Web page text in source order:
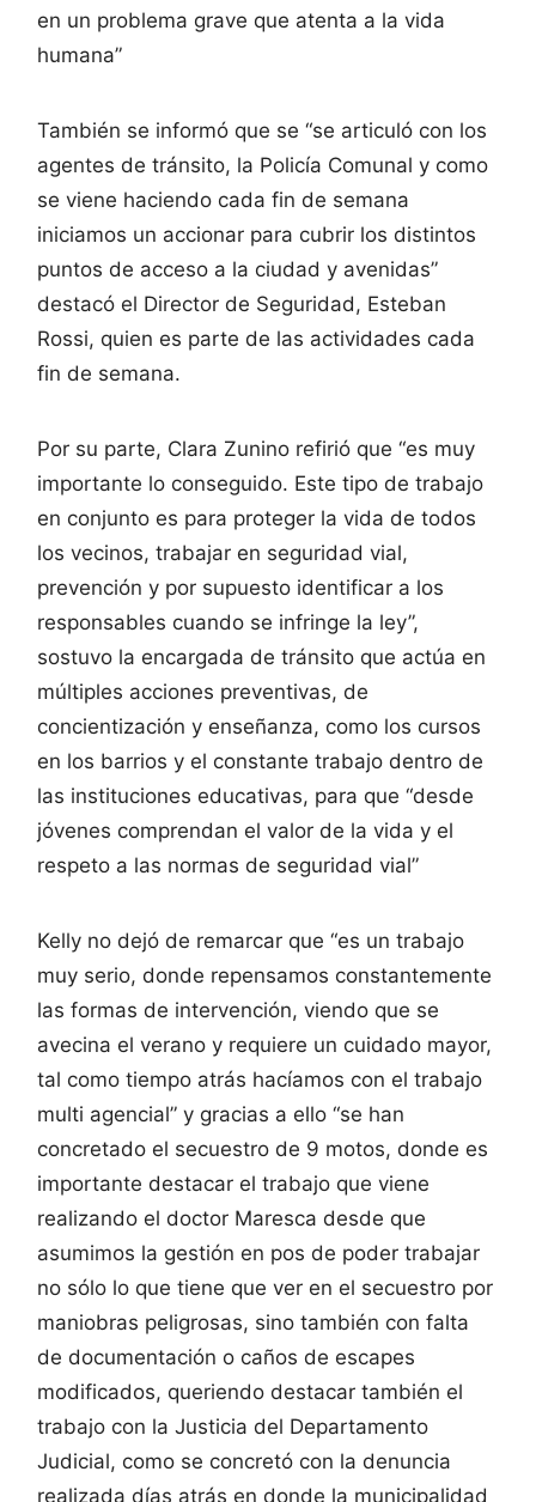
en un problema grave que atenta a la vida
humana”
También se informó que se “se articuló con los
agentes de tránsito, la Policía Comunal y como
se viene haciendo cada fin de semana
iniciamos un accionar para cubrir los distintos
puntos de acceso a la ciudad y avenidas”
destacó el Director de Seguridad, Esteban
Rossi, quien es parte de las actividades cada
fin de semana.
Por su parte, Clara Zunino refirió que “es muy
importante lo conseguido. Este tipo de trabajo
en conjunto es para proteger la vida de todos
los vecinos, trabajar en seguridad vial,
prevención y por supuesto identificar a los
responsables cuando se infringe la ley”,
sostuvo la encargada de tránsito que actúa en
múltiples acciones preventivas, de
concientización y enseñanza, como los cursos
en los barrios y el constante trabajo dentro de
las instituciones educativas, para que “desde
jóvenes comprendan el valor de la vida y el
respeto a las normas de seguridad vial”
Kelly no dejó de remarcar que “es un trabajo
muy serio, donde repensamos constantemente
las formas de intervención, viendo que se
avecina el verano y requiere un cuidado mayor,
tal como tiempo atrás hacíamos con el trabajo
multi agencial” y gracias a ello “se han
concretado el secuestro de 9 motos, donde es
importante destacar el trabajo que viene
realizando el doctor Maresca desde que
asumimos la gestión en pos de poder trabajar
no sólo lo que tiene que ver en el secuestro por
maniobras peligrosas, sino también con falta
de documentación o caños de escapes
modificados, queriendo destacar también el
trabajo con la Justicia del Departamento
Judicial, como se concretó con la denuncia
realizada días atrás en donde la municipalidad